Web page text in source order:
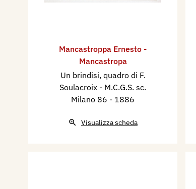
Mancastroppa Ernesto -
Mancastropa
Un brindisi, quadro di F.
Soulacroix - M.C.G.S. sc.
Milano 86 - 1886
Visualizza scheda